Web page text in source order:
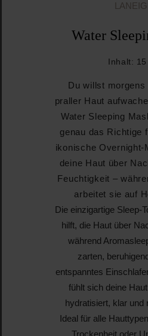
Water
Inhalt:
Du willst morgens
praller Haut
Water Sleeping
genau das Richtige
ikonische
deine Haut über
Feuchtigkeit –
arbeitet sie auf
Die einzigartige Sleep-
hilft, die Haut über
während
zarten,
entspanntes
fühlt sich deine
hydratisiert, klar und
Ideal für alle
Trockenheit oder